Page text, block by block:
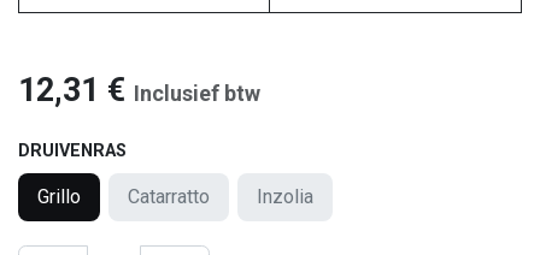
12,31 € Inclusief btw
DRUIVENRAS
Grillo Catarratto Inzolia